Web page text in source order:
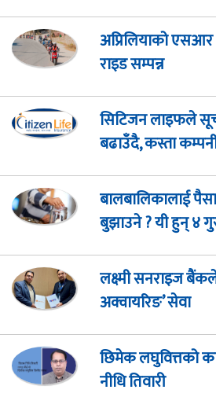
अप्रिलियाको
राइड सम्पन्न
सिटिजन लाइफले
बढाउँदै, कस्ता
बालबालिकालाई
बुझाउने ? यी हुन् ४
लक्ष्मी सनराइज
अक्वायरिङ’ सेवा
छिमेक लघुवित्तको
नीधि तिवारी